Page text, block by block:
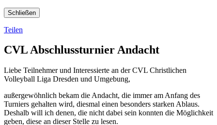
Schließen
Teilen
CVL Abschlussturnier Andacht
Liebe Teilnehmer und Interessierte an der CVL Christlichen
Volleyball Liga Dresden und Umgebung,
außergewöhnlich bekam die Andacht, die immer am Anfang des
Turniers gehalten wird, diesmal einen besonders starken Ablaus.
Deshalb will ich denen, die nicht dabei sein konnten die Möglichkeit
geben, diese an dieser Stelle zu lesen.